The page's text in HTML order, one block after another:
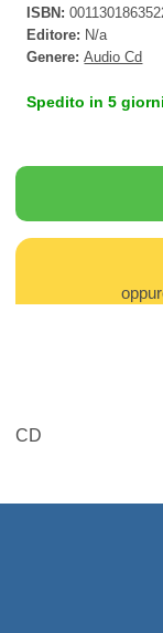
ISBN:
Editore: N/a
Genere:Audio Cd
Spedito in 5
CD